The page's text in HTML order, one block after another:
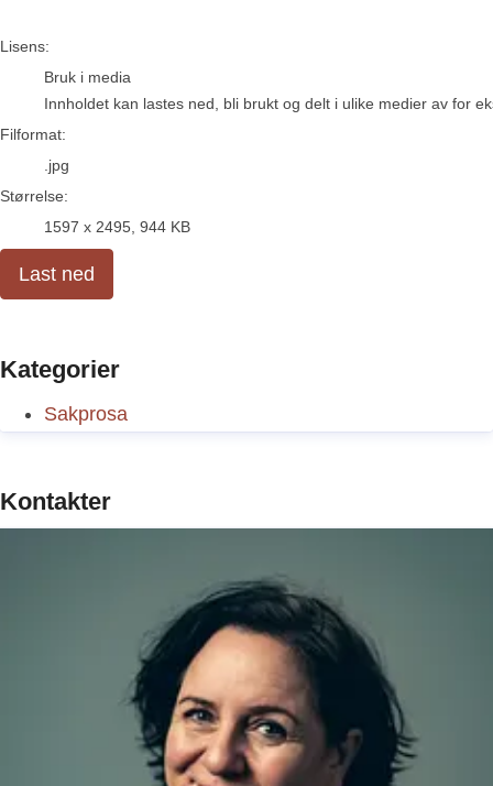
go to media item
Lisens:
Bruk i media
Innholdet kan lastes ned, bli brukt og delt i ulike medier av for
Filformat:
.jpg
Størrelse:
1597 x 2495, 944 KB
Last ned
Kategorier
Sakprosa
Kontakter